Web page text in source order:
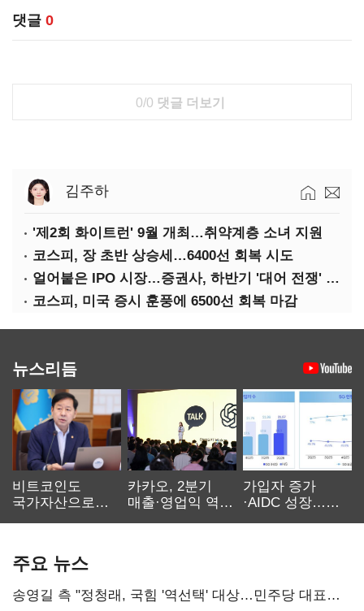
댓글 0
0/0 댓글 더보기
김주하
'제2회 화이트런' 9월 개최…취약계층 소녀 지원
코스피, 장 초반 상승세…6400선 회복 시도
얼어붙은 IPO 시장…증권사, 하반기 '대어 전쟁' 기대
코스피, 미국 증시 훈풍에 6500선 회복 마감
뉴스리듬
비트코인도
국가자산으로…'
카카오, 2분기
매출·영업익 역대
가입자 증가
·AIDC 성장…
주요 뉴스
송영길 측 "정청래, 국힘 '역선택' 대상…민주당 대표로